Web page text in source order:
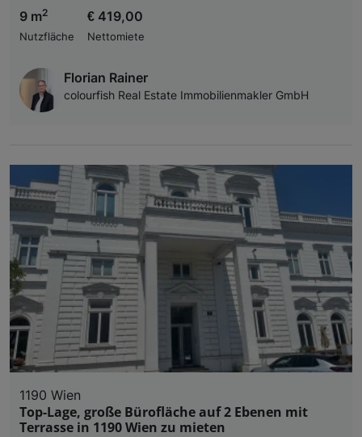
9 m2
Nutzfläche
€ 419,00
Nettomiete
Florian Rainer
colourfish Real Estate Immobilienmakler GmbH
1190 Wien
Top-Lage, große Bürofläche auf 2 Ebenen mit
Terrasse in 1190 Wien zu mieten